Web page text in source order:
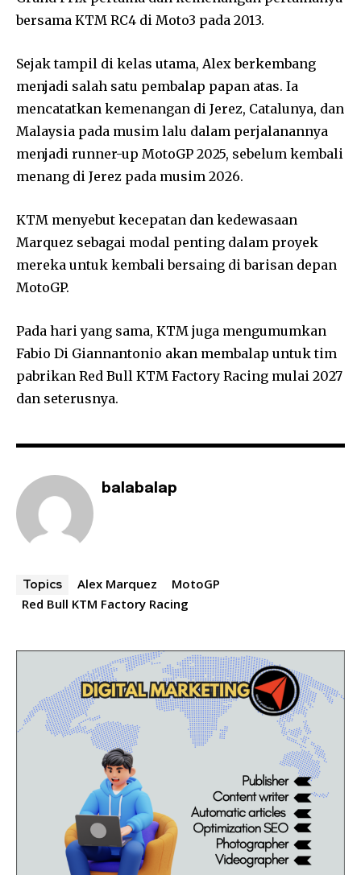
bersama KTM RC4 di Moto3 pada 2013.
Sejak tampil di kelas utama, Alex berkembang
menjadi salah satu pembalap papan atas. Ia
mencatatkan kemenangan di Jerez, Catalunya, dan
Malaysia pada musim lalu dalam perjalanannya
menjadi runner-up MotoGP 2025, sebelum kembali
menang di Jerez pada musim 2026.
KTM menyebut kecepatan dan kedewasaan
Marquez sebagai modal penting dalam proyek
mereka untuk kembali bersaing di barisan depan
MotoGP.
Pada hari yang sama, KTM juga mengumumkan
Fabio Di Giannantonio akan membalap untuk tim
pabrikan Red Bull KTM Factory Racing mulai 2027
dan seterusnya.
balabalap
Topics Alex Marquez
MotoGP
Red Bull KTM Factory Racing